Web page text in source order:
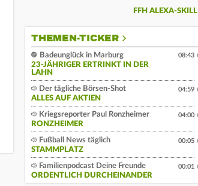
FFH ALEXA-SKILL
THEMEN-TICKER
Badeunglück in Marburg
23-JÄHRIGER ERTRINKT IN DER
LAHN
08:43
Der tägliche Börsen-Shot
ALLES AUF AKTIEN
04:59
Kriegsreporter Paul Ronzheimer
RONZHEIMER
04:00
Fußball News täglich
STAMMPLATZ
00:05
Familienpodcast Deine Freunde
ORDENTLICH DURCHEINANDER
00:01